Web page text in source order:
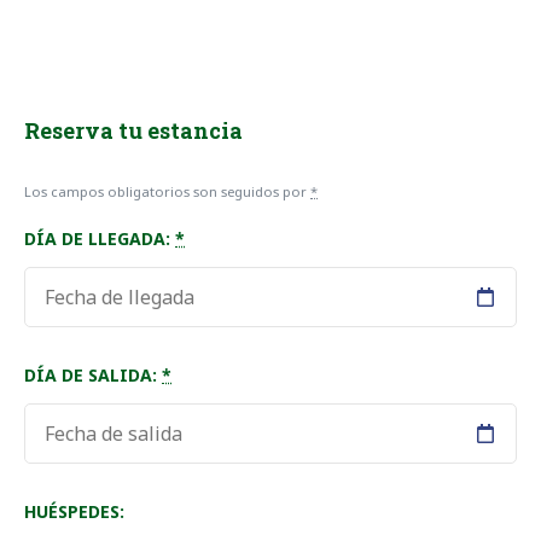
Reserva tu estancia
Los campos obligatorios son seguidos por *
DÍA DE LLEGADA: *
DÍA DE SALIDA: *
HUÉSPEDES: